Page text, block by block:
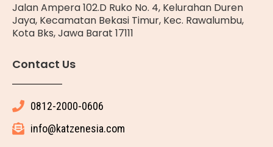
Jalan Ampera 102.D Ruko No. 4, Kelurahan Duren
Jaya, Kecamatan Bekasi Timur, Kec. Rawalumbu,
Kota Bks, Jawa Barat 17111
Contact Us
0812-2000-0606
info@katzenesia.com